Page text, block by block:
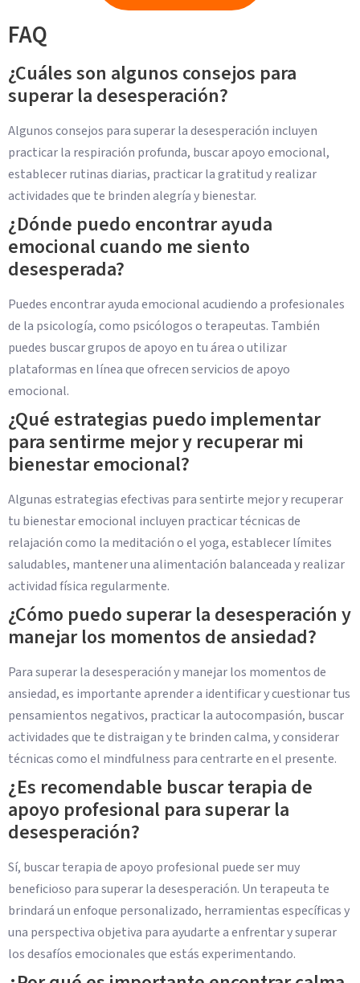
FAQ
¿Cuáles son algunos consejos para
superar la desesperación?
Algunos consejos para superar la desesperación incluyen
practicar la respiración profunda, buscar apoyo emocional,
establecer rutinas diarias, practicar la gratitud y realizar
actividades que te brinden alegría y bienestar.
¿Dónde puedo encontrar ayuda
emocional cuando me siento
desesperada?
Puedes encontrar ayuda emocional acudiendo a profesionales
de la psicología, como psicólogos o terapeutas. También
puedes buscar grupos de apoyo en tu área o utilizar
plataformas en línea que ofrecen servicios de apoyo
emocional.
¿Qué estrategias puedo implementar
para sentirme mejor y recuperar mi
bienestar emocional?
Algunas estrategias efectivas para sentirte mejor y recuperar
tu bienestar emocional incluyen practicar técnicas de
relajación como la meditación o el yoga, establecer límites
saludables, mantener una alimentación balanceada y realizar
actividad física regularmente.
¿Cómo puedo superar la desesperación y
manejar los momentos de ansiedad?
Para superar la desesperación y manejar los momentos de
ansiedad, es importante aprender a identificar y cuestionar tus
pensamientos negativos, practicar la autocompasión, buscar
actividades que te distraigan y te brinden calma, y considerar
técnicas como el mindfulness para centrarte en el presente.
¿Es recomendable buscar terapia de
apoyo profesional para superar la
desesperación?
Sí, buscar terapia de apoyo profesional puede ser muy
beneficioso para superar la desesperación. Un terapeuta te
brindará un enfoque personalizado, herramientas específicas y
una perspectiva objetiva para ayudarte a enfrentar y superar
los desafíos emocionales que estás experimentando.